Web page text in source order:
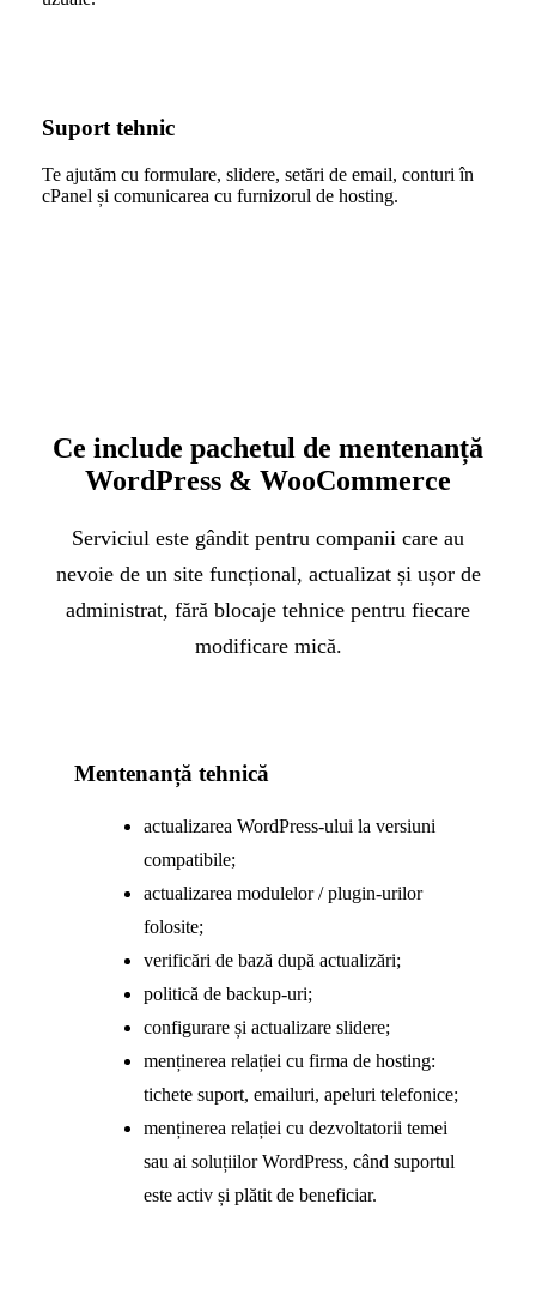
Suport tehnic
Te ajutăm cu formulare, slidere, setări de email, conturi în
cPanel și comunicarea cu furnizorul de hosting.
Ce include pachetul de mentenanță
WordPress & WooCommerce
Serviciul este gândit pentru companii care au
nevoie de un site funcțional, actualizat și ușor de
administrat, fără blocaje tehnice pentru fiecare
modificare mică.
Mentenanță tehnică
actualizarea WordPress-ului la versiuni
compatibile;
actualizarea modulelor / plugin-urilor
folosite;
verificări de bază după actualizări;
politică de backup-uri;
configurare și actualizare slidere;
menținerea relației cu firma de hosting:
tichete suport, emailuri, apeluri telefonice;
menținerea relației cu dezvoltatorii temei
sau ai soluțiilor WordPress, când suportul
este activ și plătit de beneficiar.